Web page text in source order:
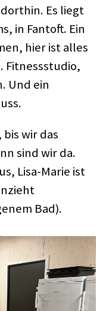
Es liegt
in Fantoft. Ein
hier ist alles
Fitnessstudio,
Und ein
wir das
sind wir da.
Lisa-Marie ist
Bad).